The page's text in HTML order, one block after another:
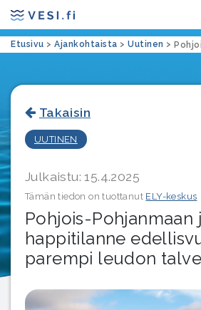
Etusivu > Ajankohtaista > Uutinen >
Takaisin
UUTINEN
Julkaistu: 15.4.2025
Tämän tiedon on tuottanut ELY-keskus
Pohjois-Pohjanmaan
happitilanne
parempi leudon